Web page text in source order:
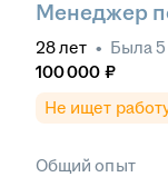
Менеджер
28лет • Была
100 000 ₽
Не ищет
Общий опыт